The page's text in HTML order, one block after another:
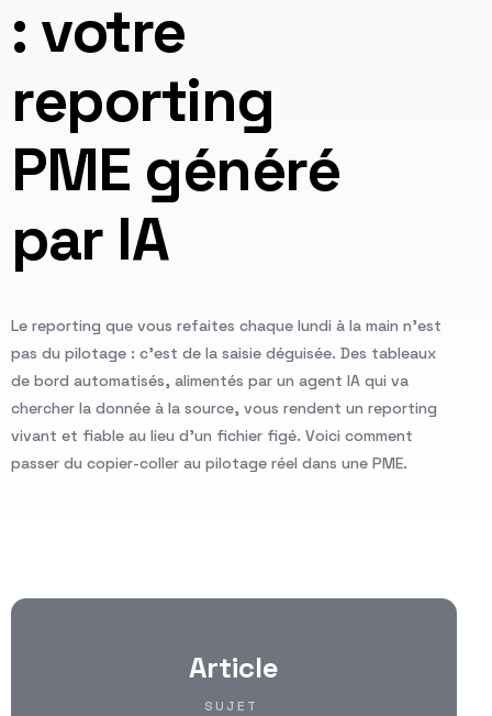
: votre
reporting
PME généré
par IA
Le reporting que vous refaites chaque lundi à la main n'est
pas du pilotage : c'est de la saisie déguisée. Des tableaux
de bord automatisés, alimentés par un agent IA qui va
chercher la donnée à la source, vous rendent un reporting
vivant et fiable au lieu d'un fichier figé. Voici comment
passer du copier-coller au pilotage réel dans une PME.
Article
SUJET